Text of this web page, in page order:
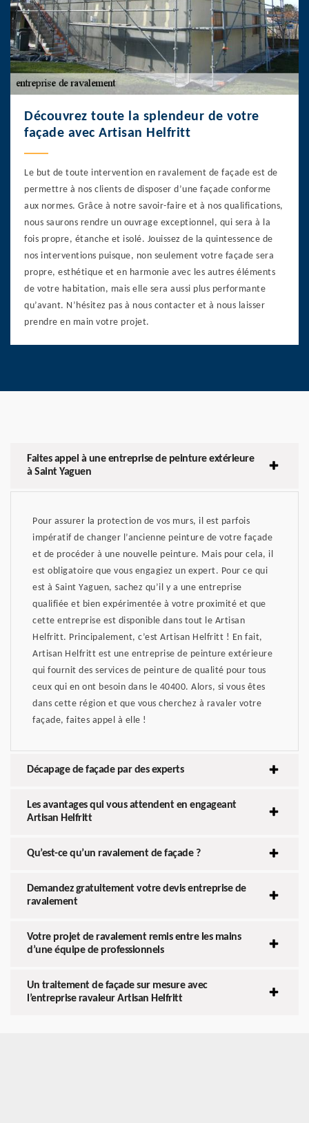
Découvrez toute la splendeur de votre
façade avec Artisan Helfritt
Le but de toute intervention en ravalement de façade est de
permettre à nos clients de disposer d’une façade conforme
aux normes. Grâce à notre savoir-faire et à nos qualifications,
nous saurons rendre un ouvrage exceptionnel, qui sera à la
fois propre, étanche et isolé. Jouissez de la quintessence de
nos interventions puisque, non seulement votre façade sera
propre, esthétique et en harmonie avec les autres éléments
de votre habitation, mais elle sera aussi plus performante
qu’avant. N’hésitez pas à nous contacter et à nous laisser
prendre en main votre projet.
Faites appel à une entreprise de peinture extérieure
à Saint Yaguen
Pour assurer la protection de vos murs, il est parfois
impératif de changer l’ancienne peinture de votre façade
et de procéder à une nouvelle peinture. Mais pour cela, il
est obligatoire que vous engagiez un expert. Pour ce qui
est à Saint Yaguen, sachez qu’il y a une entreprise
qualifiée et bien expérimentée à votre proximité et que
cette entreprise est disponible dans tout le Artisan
Helfritt. Principalement, c’est Artisan Helfritt ! En fait,
Artisan Helfritt est une entreprise de peinture extérieure
qui fournit des services de peinture de qualité pour tous
ceux qui en ont besoin dans le 40400. Alors, si vous êtes
dans cette région et que vous cherchez à ravaler votre
façade, faites appel à elle !
Décapage de façade par des experts
Les avantages qui vous attendent en engageant
Artisan Helfritt
Qu’est-ce qu’un ravalement de façade ?
Demandez gratuitement votre devis entreprise de
ravalement
Votre projet de ravalement remis entre les mains
d’une équipe de professionnels
Un traitement de façade sur mesure avec
l’entreprise ravaleur Artisan Helfritt